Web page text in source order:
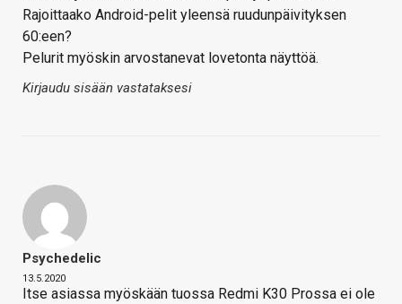
Rajoittaako Android-pelit yleensä ruudunpäivityksen
60:een?
Pelurit myöskin arvostanevat lovetonta näyttöä.
Kirjaudu sisään vastataksesi
Psychedelic
13.5.2020
Itse asiassa myöskään tuossa Redmi K30 Prossa ei ole